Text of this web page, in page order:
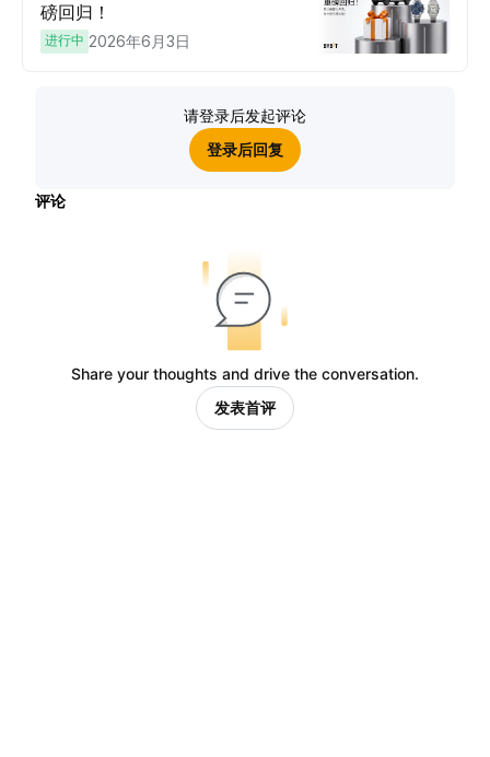
磅回归！
进行中 2026年6月3日
请登录后发起评论
登录后回复
评论
Share your thoughts and drive the conversation.
发表首评